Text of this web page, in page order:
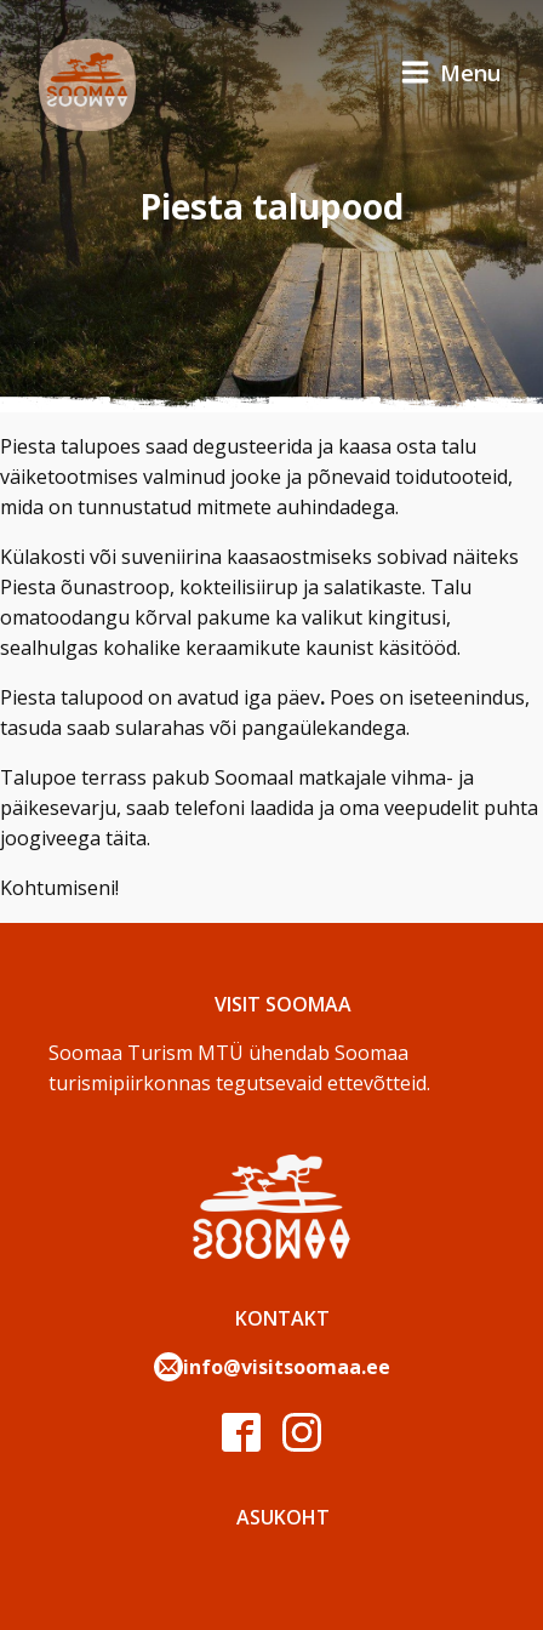
Menu
Piesta talupood
Piesta talupoes saad degusteerida ja kaasa osta talu
väiketootmises valminud jooke ja põnevaid toidutooteid,
mida on tunnustatud mitmete auhindadega.
Külakosti või suveniirina kaasaostmiseks sobivad näiteks
Piesta õunastroop, kokteilisiirup ja salatikaste. Talu
omatoodangu kõrval pakume ka valikut kingitusi,
sealhulgas kohalike keraamikute kaunist käsitööd.
Piesta talupood on avatud iga päev. Poes on iseteenindus,
tasuda saab sularahas või pangaülekandega.
Talupoe terrass pakub Soomaal matkajale vihma- ja
päikesevarju, saab telefoni laadida ja oma veepudelit puhta
joogiveega täita.
Kohtumiseni!
VISIT SOOMAA
Soomaa Turism MTÜ ühendab Soomaa
turismipiirkonnas tegutsevaid ettevõtteid.
KONTAKT
info@visitsoomaa.ee
ASUKOHT